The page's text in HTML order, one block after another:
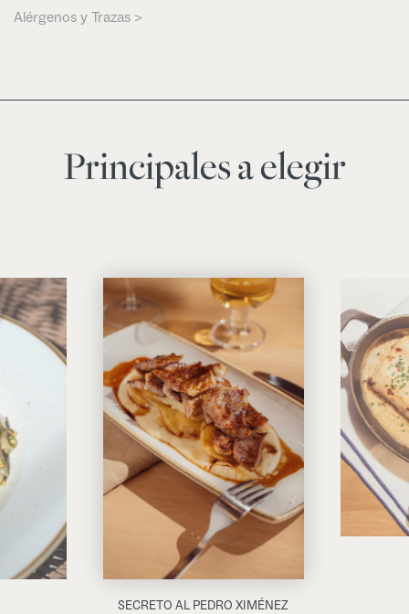
Alérgenos y Trazas >
Principales a elegir
SECRETO AL PEDRO XIMÉNEZ